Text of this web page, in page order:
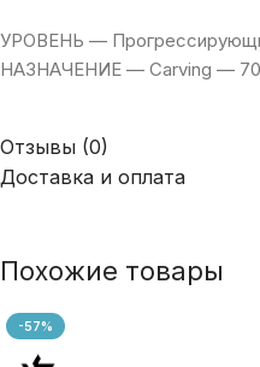
УРОВЕНЬ —
НАЗНАЧЕНИЕ — Carving —
Отзывы (0)
Доставка и оплата
Похожие товары
-57%